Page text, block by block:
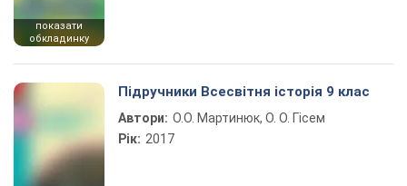
показати
обкладинку
Підручники Всесвітня історія 9 клас
Автори: О.О. Мартинюк, О. О. Гісем
Рік: 2017